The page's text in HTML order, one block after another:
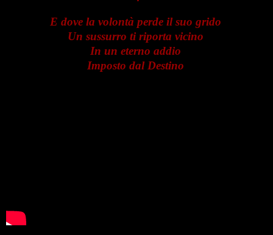
E dove la volontà perde il suo grido
Un sussurro ti riporta vicino
In un eterno addio
Imposto dal Destino